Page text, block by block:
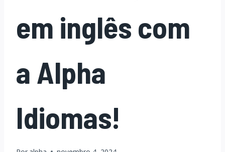
em inglês com
a Alpha
Idiomas!